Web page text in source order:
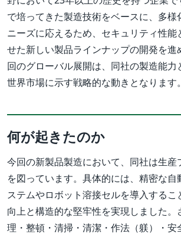
で培ってきた製造技術をベースに、多様
ニーズに応えるため、セキュリティ性能
せた新しい製品ラインナップの開発を進
回のグローバル展開は、同社の製造能力
世界市場に示す戦略的な動きとなります。
何が起きたのか
今回の新製品製造において、同社は生産
を図っています。具体的には、精密な自
ステムやロボット溶接セルを導入するこ
向上と構造的な堅牢性を実現しました。
理・整頓・清掃・清潔・作法（躾）・安